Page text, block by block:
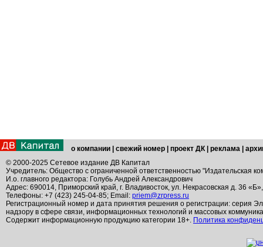
о компании свежий номер проект ДК реклама
© 2000-2025 Сетевое издание ДВ Капитал
Учредитель: Общество с ограниченной ответственностью "Издательская
И.о. главного редактора: Голубь Андрей Александрович
Адрес: 690014, Приморский край, г. Владивосток, ул. Некрасовская д. 36
Телефоны: +7 (423) 245-04-85; Email: priem@zrpress.ru
Регистрационный номер и дата принятия решения о регистрации: серия
надзору в сфере связи, информационных технологий и массовых
Содержит информационную продукцию категории 18+. Политика